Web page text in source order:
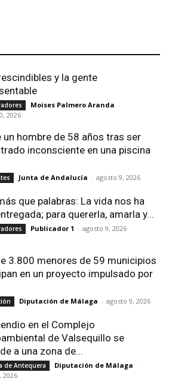
y la gente
Moises Palmero Aranda -
2026
un hombre de 58 años tras ser
inconsciente en una piscina
Junta de Andalucía - agosto 9, 2026
que palabras: La vida nos ha
para quererla, amarla y...
Publicador 1 - agosto 9, 2026
3.800 menores de 59 municipios
en un proyecto impulsado por
Diputación de Málaga - agosto 9, 2026
en el Complejo
de Valsequillo se
a una zona de...
de Antequera Diputación de Málaga -
2026